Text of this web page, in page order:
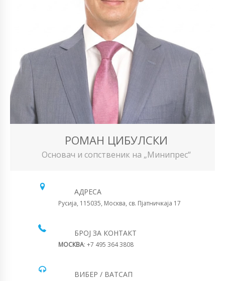
РОМАН ЦИБУЛСКИ
Основач и сопственик на „Минипрес“
АДРЕСА
Русија, 115035, Москва, св. Пјатничкаја 17
БРОЈ ЗА КОНТАКТ
МОСКВА: +7 495 364 3808
ВИБЕР / ВАТСАП